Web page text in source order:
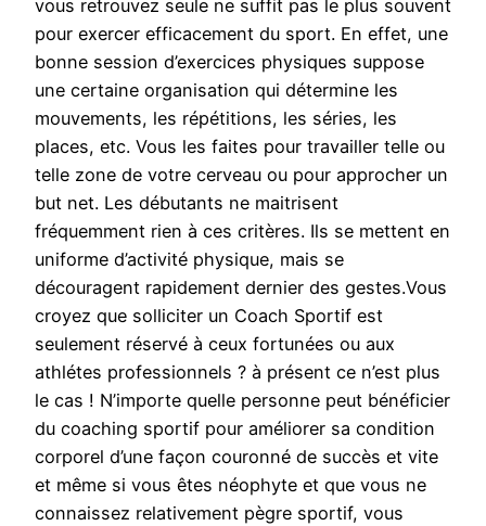
vous retrouvez seule ne suffit pas le plus souvent
pour exercer efficacement du sport. En effet, une
bonne session d’exercices physiques suppose
une certaine organisation qui détermine les
mouvements, les répétitions, les séries, les
places, etc. Vous les faites pour travailler telle ou
telle zone de votre cerveau ou pour approcher un
but net. Les débutants ne maitrisent
fréquemment rien à ces critères. Ils se mettent en
uniforme d’activité physique, mais se
découragent rapidement dernier des gestes.Vous
croyez que solliciter un Coach Sportif est
seulement réservé à ceux fortunées ou aux
athlétes professionnels ? à présent ce n’est plus
le cas ! N’importe quelle personne peut bénéficier
du coaching sportif pour améliorer sa condition
corporel d’une façon couronné de succès et vite
et même si vous êtes néophyte et que vous ne
connaissez relativement pègre sportif, vous